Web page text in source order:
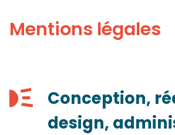
Mentions légales
Conception,
design,